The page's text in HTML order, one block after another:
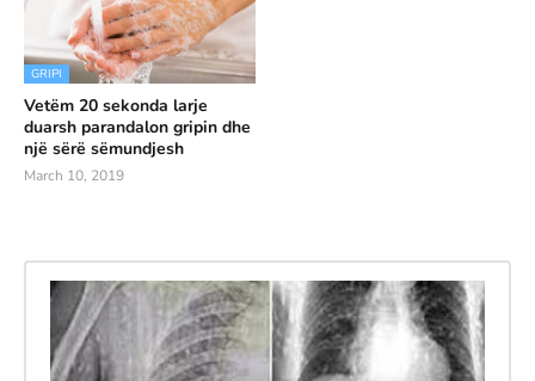
GRIPI
Vetëm 20 sekonda larje
duarsh parandalon gripin dhe
një sërë sëmundjesh
March 10, 2019